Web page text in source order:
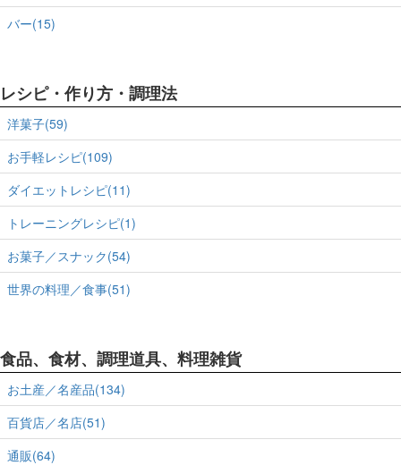
バー(15)
レシピ・作り方・調理法
洋菓子(59)
お手軽レシピ(109)
ダイエットレシピ(11)
トレーニングレシピ(1)
お菓子／スナック(54)
世界の料理／食事(51)
食品、食材、調理道具、料理雑貨
お土産／名産品(134)
百貨店／名店(51)
通販(64)